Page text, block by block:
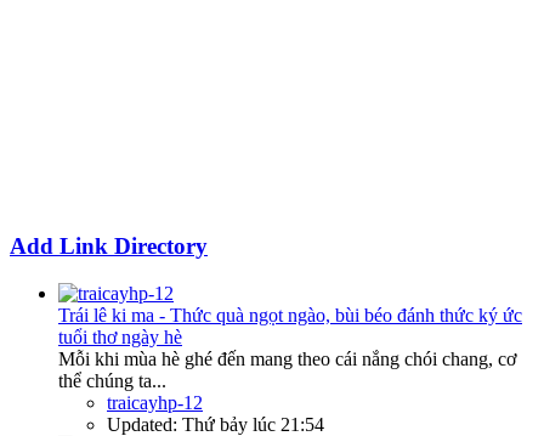
Add Link Directory
Trái lê ki ma - Thức quà ngọt ngào, bùi béo đánh thức ký ức
tuổi thơ ngày hè
Mỗi khi mùa hè ghé đến mang theo cái nắng chói chang, cơ
thể chúng ta...
traicayhp-12
Updated: Thứ bảy lúc 21:54